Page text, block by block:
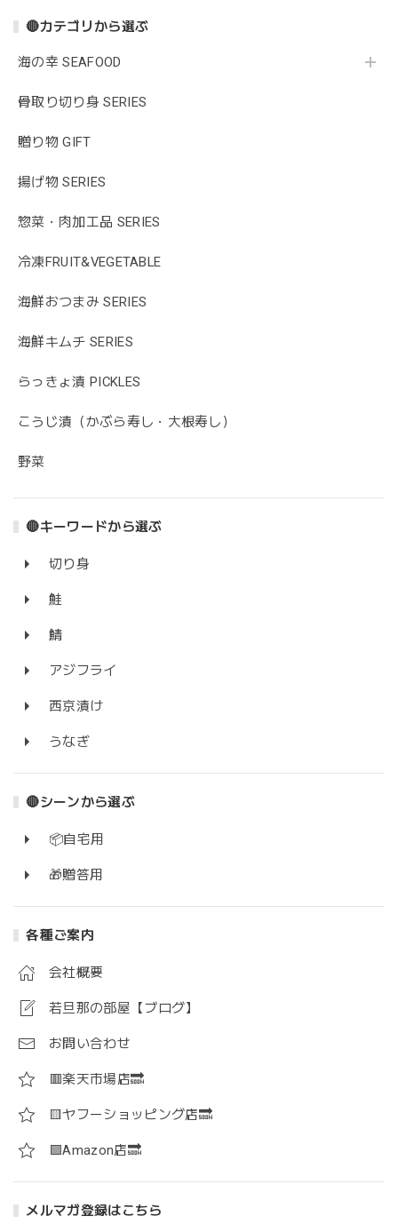
🔴カテゴリから選ぶ
海の幸 SEAFOOD
骨取り切り身 SERIES
贈り物 GIFT
揚げ物 SERIES
惣菜・肉加工品 SERIES
冷凍FRUIT&VEGETABLE
海鮮おつまみ SERIES
海鮮キムチ SERIES
らっきょ漬 PICKLES
こうじ漬（かぶら寿し・大根寿し）
野菜
🔴キーワードから選ぶ
切り身
鮭
鯖
アジフライ
西京漬け
うなぎ
🔴シーンから選ぶ
📦自宅用
🎁贈答用
各種ご案内
会社概要
若旦那の部屋【ブログ】
お問い合わせ
🟥楽天市場店🔜
🟨ヤフーショッピング店🔜
🟪Amazon店🔜
メルマガ登録はこちら